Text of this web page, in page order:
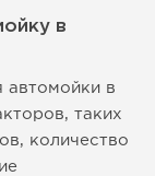
в
автомойки в
таких
количество